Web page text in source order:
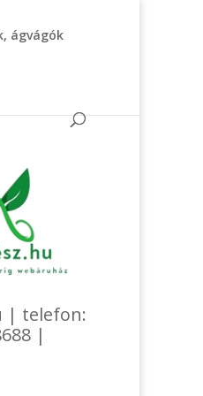
ágvágók
| telefon:
|